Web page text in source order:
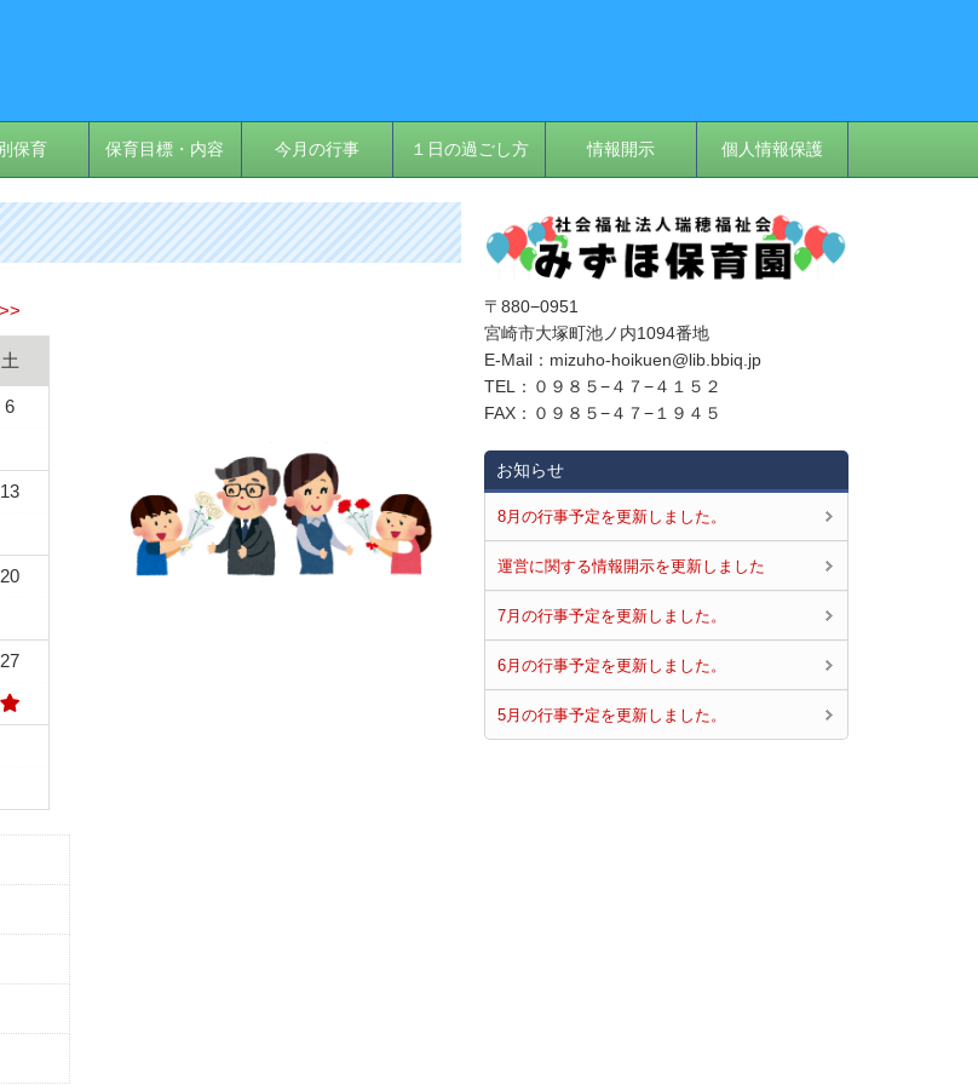
保育 保育目標・内容 今月の行事 １日の過ごし方 情報開示 個人情報保護
>>
土
6
13
20
27
〒880−0951
宮崎市大塚町池ノ内1094番地
E‐Mail：mizuho-hoikuen@lib.bbiq.jp
TEL：０９８５−４７−４１５２
FAX：０９８５−４７−１９４５
お知らせ
8月の行事予定を更新しました。
運営に関する情報開示を更新しました
7月の行事予定を更新しました。
6月の行事予定を更新しました。
5月の行事予定を更新しました。